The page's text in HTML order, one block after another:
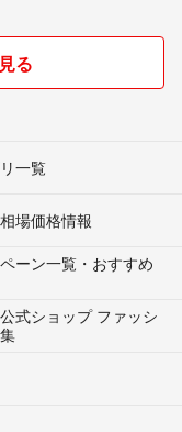
る
一覧
場価格情報
ーン一覧・おすすめ
式ショップ ファッシ